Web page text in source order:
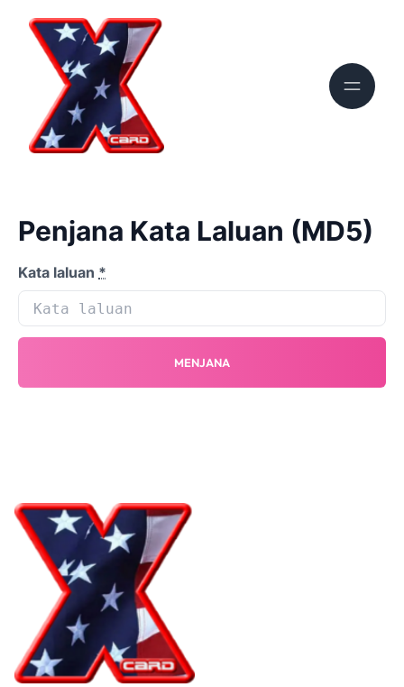
Penjana Kata Laluan (MD5)
Kata laluan *
MENJANA